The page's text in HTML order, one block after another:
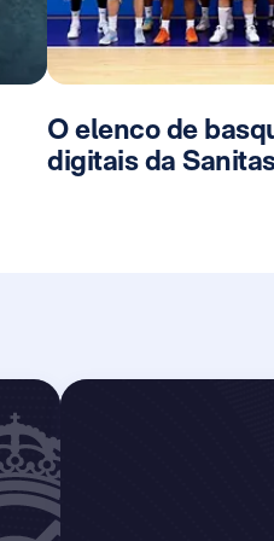
O elenco de
digitais da